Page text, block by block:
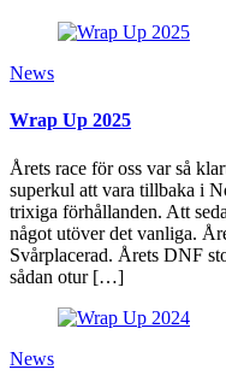
News
Wrap Up 2025
Årets race för oss var så
superkul att vara tillbaka i
trixiga förhållanden. Att
något utöver det vanliga.
Svårplacerad. Årets DNF
sådan otur […]
News